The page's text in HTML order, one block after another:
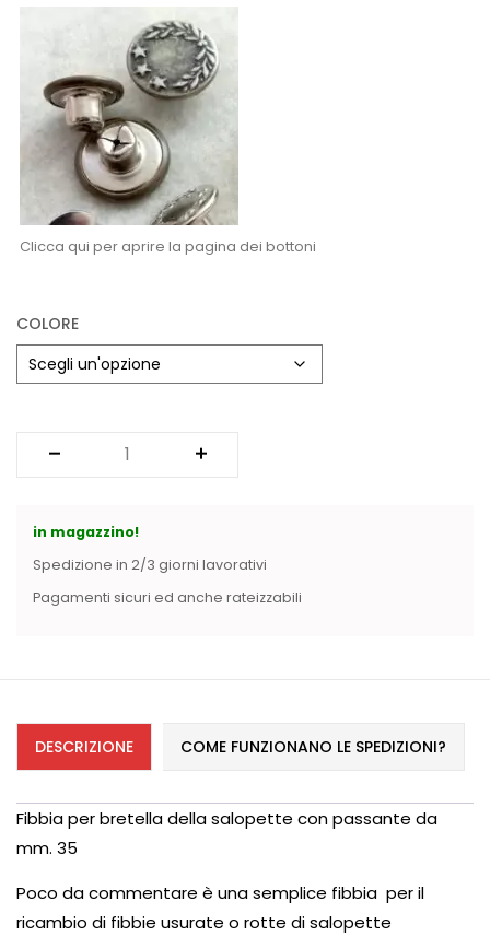
Vintage (165)
Clicca qui per aprire la pagina dei bottoni
COLORE
in magazzino!
Spedizione in 2/3 giorni lavorativi
Pagamenti sicuri ed anche rateizzabili
DESCRIZIONE COME FUNZIONANO LE SPEDIZIONI?
Fibbia per bretella della salopette con passante da
mm. 35
Poco da commentare è una semplice fibbia per il
ricambio di fibbie usurate o rotte di salopette